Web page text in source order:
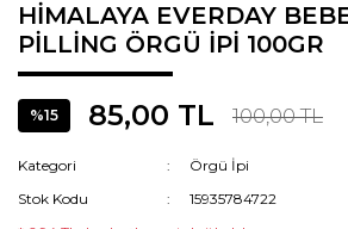
HİMALAYA EVERDAY
PİLLİNG ÖRGÜ İPİ 100GR
%15 85,00 TL 100,00 TL
Kategori
Örgü İpi
Stok Kodu
15935784722